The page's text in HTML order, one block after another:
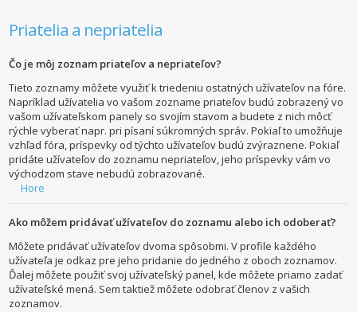
Priatelia a nepriatelia
Čo je môj zoznam priateľov a nepriateľov?
Tieto zoznamy môžete využiť k triedeniu ostatných užívateľov na fóre.
Napríklad užívatelia vo vašom zozname priateľov budú zobrazený vo
vašom užívateľskom panely so svojím stavom a budete z nich môcť
rýchle vyberať napr. pri písaní súkromných správ. Pokiaľ to umožňuje
vzhľad fóra, príspevky od týchto užívateľov budú zvýraznene. Pokiaľ
pridáte užívateľov do zoznamu nepriateľov, jeho príspevky vám vo
východzom stave nebudú zobrazované.
Hore
Ako môžem pridávať užívateľov do zoznamu alebo ich odoberať?
Môžete pridávať užívateľov dvoma spôsobmi. V profile každého
užívateľa je odkaz pre jeho pridanie do jedného z oboch zoznamov.
Ďalej môžete použiť svoj užívateľský panel, kde môžete priamo zadať
užívateľské mená. Sem taktiež môžete odobrať členov z vašich
zoznamov.